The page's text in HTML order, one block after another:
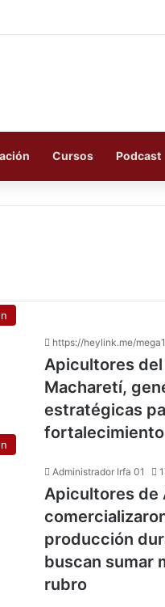
Cursos Podcast
https://heylink.me/
Apicultores
Macharetí,
estratégicas
Administrador Irfa 01
Apicultores de
producción
buscan sumar
rubro